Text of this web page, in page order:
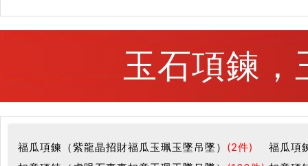
玉石項鍊
福瓜項鍊（紫龍晶招財福瓜玉珮玉墜吊墜） (2件)
福瓜項